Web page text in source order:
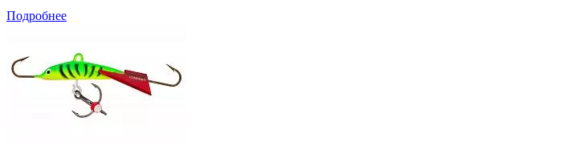
Подробнее